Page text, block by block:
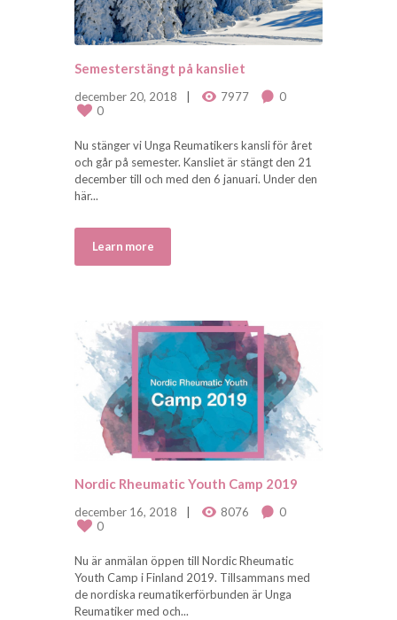
Semesterstängt på kansliet
december 20, 2018 7977
0
0
Nu stänger vi Unga Reumatikers kansli för året
och går på semester. Kansliet är stängt den 21
december till och med den 6 januari. Under den
här...
Learn more
Nordic Rheumatic Youth Camp 2019
december 16, 2018 8076
0
0
Nu är anmälan öppen till Nordic Rheumatic
Youth Camp i Finland 2019. Tillsammans med
de nordiska reumatikerförbunden är Unga
Reumatiker med och...